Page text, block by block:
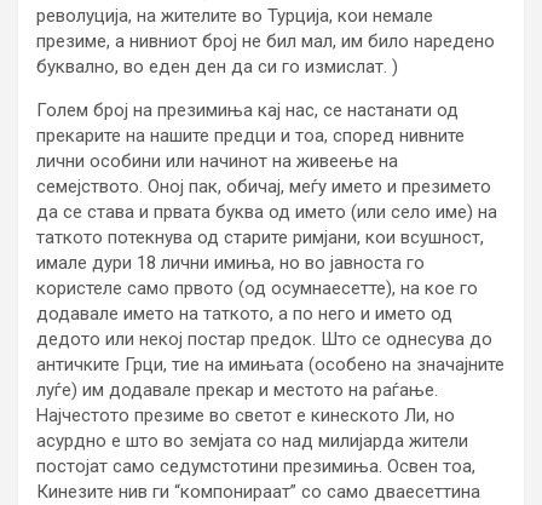
револуција, на жителите во Турција, кои немале
презиме, а нивниот број не бил мал, им било наредено
буквално, во еден ден да си го измислат. )
Голем број на презимиња кај нас, се настанати од
прекарите на нашите предци и тоа, според нивните
лични особини или начинот на живеење на
семејството. Оној пак, обичај, меѓу името и презимето
да се става и првата буква од името (или село име) на
таткото потекнува од старите римјани, кои всушност,
имале дури 18 лични имиња, но во јавноста го
користеле само првото (од осумнаесетте), на кое го
додавале името на таткото, а по него и името од
дедото или некој постар предок. Што се однесува до
античките Грци, тие на имињата (особено на значајните
луѓе) им додавале прекар и местото на раѓање.
Најчестото презиме во светот е кинеското Ли, но
асурдно е што во земјата со над милијарда жители
постојат само седумстотини презимиња. Освен тоа,
Кинезите нив ги “компонираат” со само дваесеттина